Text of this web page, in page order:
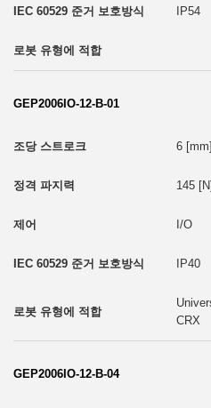
IP54
GEP2006IO-12-B-01
6 [mm]
145 [N]
I/O
IP40
CRX
GEP2006IO-12-B-04